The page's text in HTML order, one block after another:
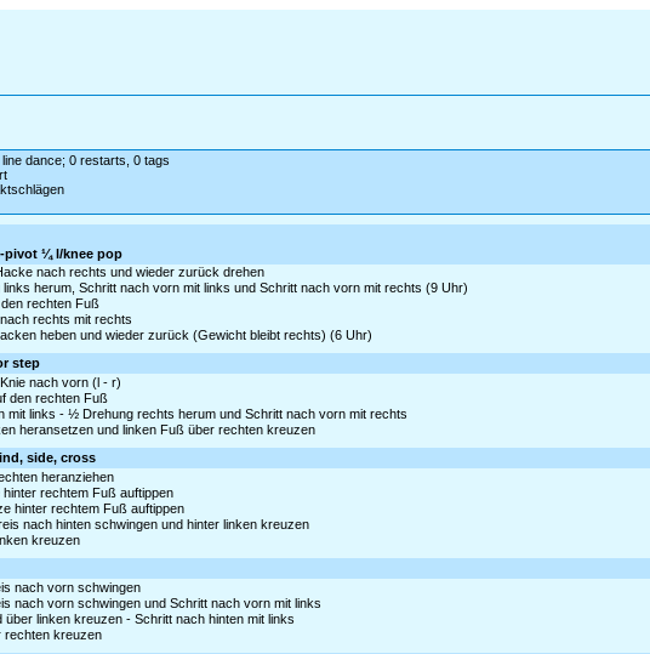
dance; 0 restarts, 0 tags
pivot ¼ l/knee pop
nach rechts und wieder zurück drehen
herum, Schritt nach vorn mit links und Schritt nach vorn mit rechts (9 Uhr)
rechten Fuß
rechts mit rechts
heben und wieder zurück (Gewicht bleibt rechts) (6 Uhr)
step
nach vorn (l - r)
den rechten Fuß
links - ½ Drehung rechts herum und Schritt nach vorn mit rechts
heransetzen und linken Fuß über rechten kreuzen
side, cross
heranziehen
rechtem Fuß auftippen
hinter rechtem Fuß auftippen
nach hinten schwingen und hinter linken kreuzen
kreuzen
nach vorn schwingen
nach vorn schwingen und Schritt nach vorn mit links
linken kreuzen - Schritt nach hinten mit links
rechten kreuzen